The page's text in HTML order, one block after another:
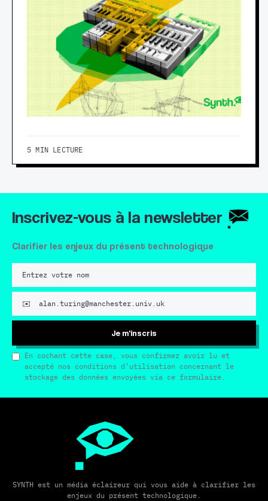
5 MIN LECTURE
Inscrivez-vous à la newsletter
Clarifier les enjeux du présent technologique
Je m'inscris
En cochant cette case, vous confirmez avoir lu et
accepté nos conditions d’utilisation concernant le
stockage des données envoyées via ce formulaire.
SYNTH est un média éclaireur qui vous aide à clarifier les
enjeux du présent technologique.